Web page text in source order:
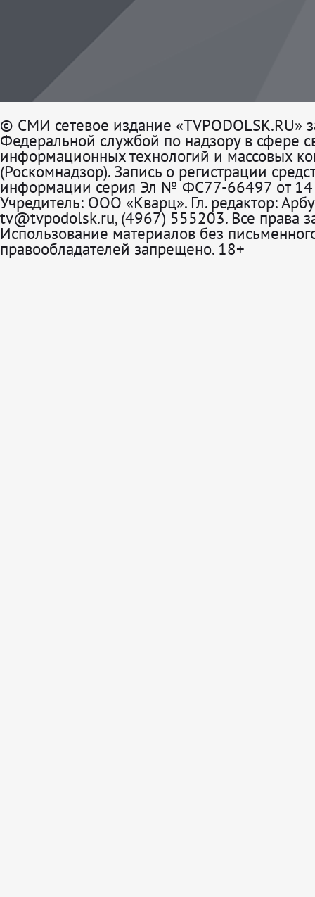
© СМИ сетевое издание «TVPODOLSK.RU»
Федеральной службой по надзору в сфере
информационных технологий и массовых
(Роскомнадзор). Запись о регистрации
информации серия Эл № ФС77-66497 от 14
Учредитель: ООО «Кварц». Гл. редактор:
tv@tvpodolsk.ru, (4967) 555203. Все права
Использование материалов без
правообладателей запрещено. 18+